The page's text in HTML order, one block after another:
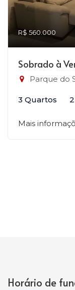
R$ 560.000
Sobrado à
Parque do
3 Quartos
Mais
Horário de